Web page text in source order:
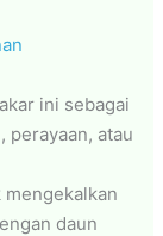
ini sebagai
perayaan, atau
mengekalkan
daun